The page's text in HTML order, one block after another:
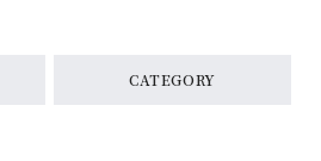
CATEGORY